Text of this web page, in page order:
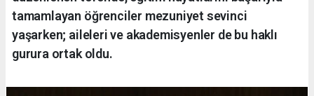
tamamlayan öğrenciler mezuniyet sevinci
yaşarken; aileleri ve akademisyenler de bu haklı
gurura ortak oldu.